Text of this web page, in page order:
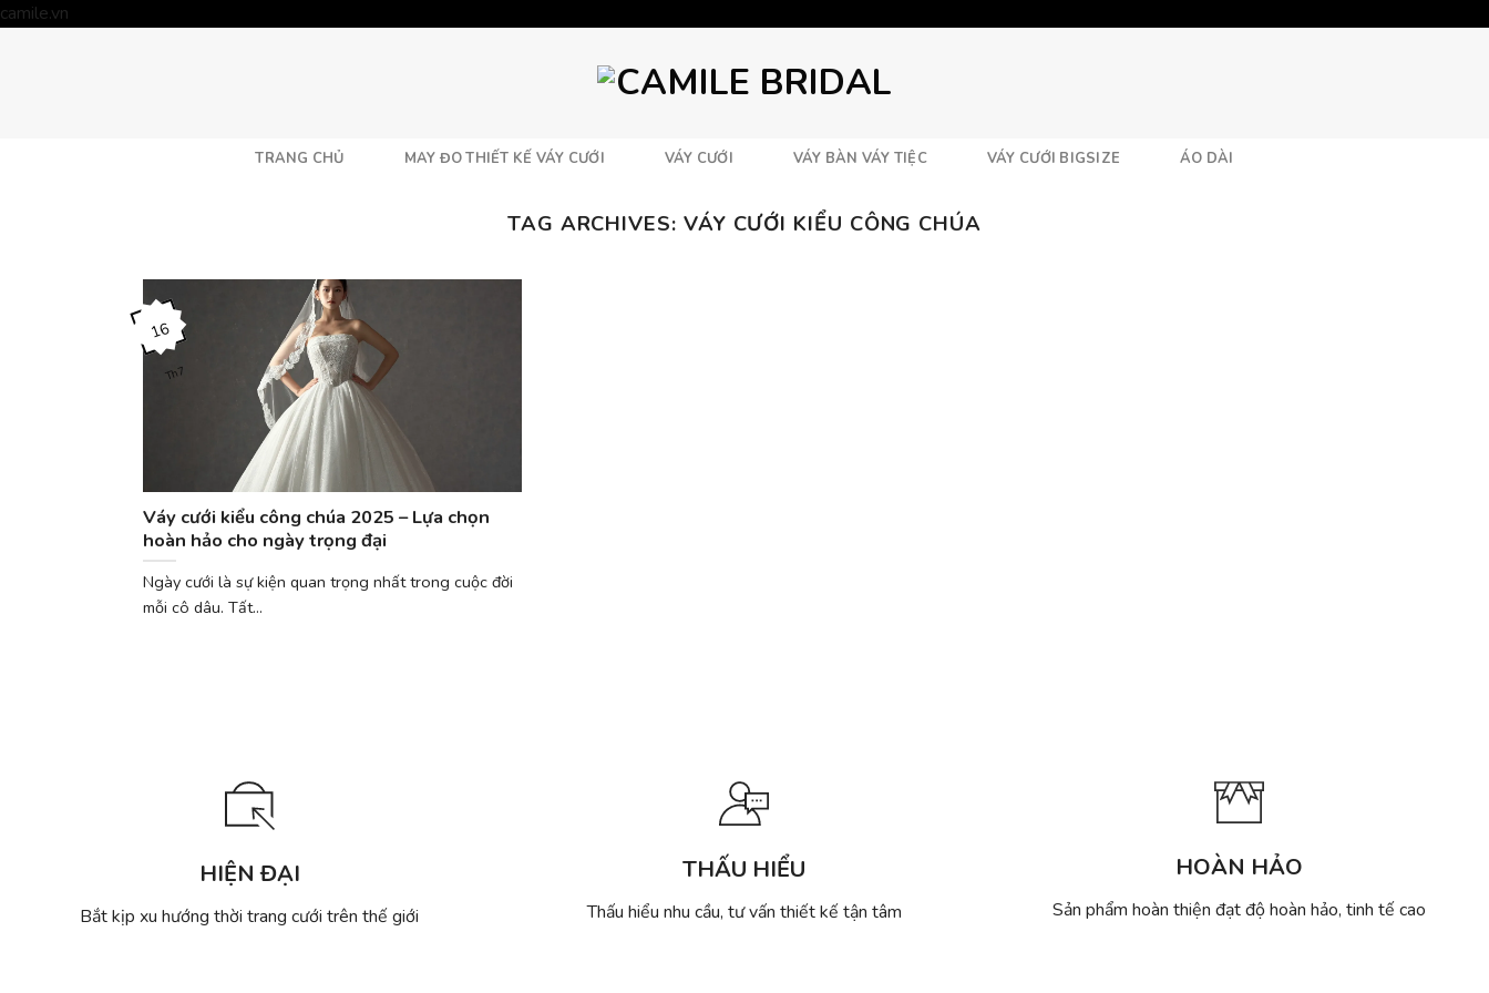
camile.vn
TRANG CHỦ MAY ĐO THIẾT KẾ VÁY CƯỚI VÁY CƯỚI VÁY BÀN VÁY TIỆC VÁY CƯỚI BIGSIZE ÁO DÀI
TAG ARCHIVES: VÁY CƯỚI KIỂU CÔNG CHÚA
Váy cưới kiểu công chúa 2025 – Lựa chọn
hoàn hảo cho ngày trọng đại
Ngày cưới là sự kiện quan trọng nhất trong cuộc đời
mỗi cô dâu. Tất...
16
Th7
HIỆN ĐẠI
Bắt kịp xu hướng thời trang cưới trên thế giới
THẤU HIỂU
Thấu hiểu nhu cầu, tư vấn thiết kế tận tâm
HOÀN HẢO
Sản phẩm hoàn thiện đạt độ hoàn hảo, tinh tế cao